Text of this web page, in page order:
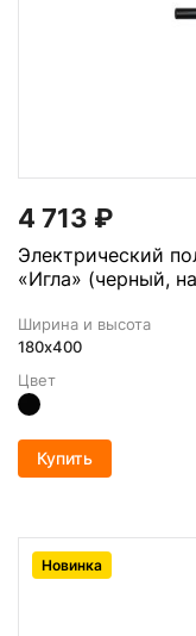
4 713 ₽
Электрический
«Игла» (черный,
Ширина и высота
180х400
Цвет
Купить
Новинка